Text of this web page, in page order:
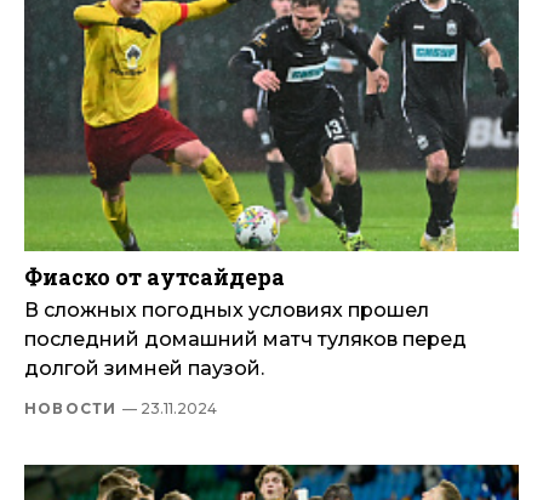
Фиаско от аутсайдера
В сложных погодных условиях прошел
последний домашний матч туляков перед
долгой зимней паузой.
НОВОСТИ — 23.11.2024